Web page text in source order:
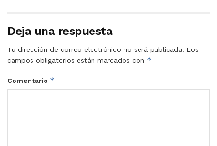
Deja una respuesta
Tu dirección de correo electrónico no será publicada. Los
campos obligatorios están marcados con *
Comentario *